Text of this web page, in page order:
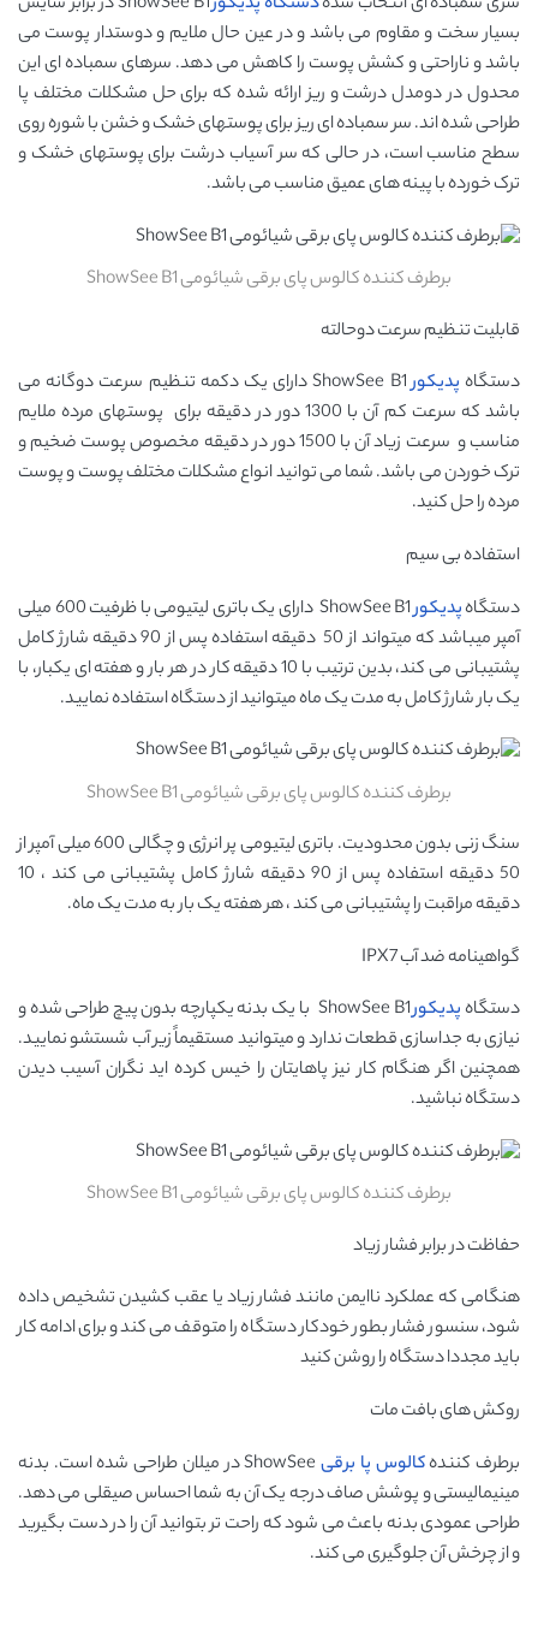
بسیار سخت و مقاوم می باشد و در عین حال ملایم و دوستدار پوست می
باشد و ناراحتی و کشش پوست را کاهش می دهد. سرهای سمباده ای این
محدول در دومدل درشت و ریز ارائه شده که برای حل مشکلات مختلف پا
طراحی شده اند. سر سمباده ای ریز برای پوستهای خشک و خشن با شوره روی
سطح مناسب است، در حالی که سر آسیاب درشت برای پوستهای خشک و
ترک خورده با پینه های عمیق مناسب می باشد.
برطرف کننده کالوس پای برقی شیائومی ShowSee B1
قابلیت تنظیم سرعت دوحالته
دستگاه پدیکور
ShowSee B1 دارای یک دکمه تنظیم سرعت دوگانه می
باشد که سرعت کم آن با 1300 دور در دقیقه برای پوستهای مرده ملایم
مناسب و سرعت زیاد آن با 1500 دور در دقیقه مخصوص پوست ضخیم و
ترک خوردن می باشد. شما می توانید انواع مشکلات مختلف پوست و پوست
مرده را حل کنید.
استفاده بی سیم
دستگاهپدیکور
ShowSee B1 دارای یک باتری لیتیومی با ظرفیت 600 میلی
آمپر میباشد که میتواند از 50 دقیقه استفاده پس از 90 دقیقه شارژ کامل
پشتیبانی می کند، بدین ترتیب با 10 دقیقه کار در هر بار و هفته ای یکبار، با
یک بار شارژ کامل به مدت یک ماه میتوانید از دستگاه استفاده نمایید.
برطرف کننده کالوس پای برقی شیائومی ShowSee B1
سنگ زنی بدون محدودیت. باتری لیتیومی پر انرژی و چگالی 600 میلی آمپر از
50 دقیقه استفاده پس از 90 دقیقه شارژ کامل پشتیبانی می کند ، 10
دقیقه مراقبت را پشتیبانی می کند ، هر هفته یک بار به مدت یک ماه.
گواهینامه ضد آب IPX7
دستگاهپدیکور
ShowSee B1 با یک بدنه یکپارچه بدون پیچ طراحی شده و
نیازی به جداسازی قطعات ندارد و میتوانید مستقیماً زیر آب شستشو نمایید.
همچنین اگر هنگام کار نیز پاهایتان را خیس کرده اید نگران آسیب دیدن
دستگاه نباشید.
برطرف کننده کالوس پای برقی شیائومی ShowSee B1
حفاظت در برابر فشار زیاد
هنگامی که عملکرد ناایمن مانند فشار زیاد یا عقب کشیدن تشخیص داده
شود، سنسور فشار بطور خودکار دستگاه را متوقف می کند و برای ادامه کار
باید مجددا دستگاه را روشن کنید
روکش های بافت مات
برطرف کنندهکالوس پا برقی
ShowSee در میلان طراحی شده است. بدنه
مینیمالیستی و پوشش صاف درجه یک آن به شما احساس صیقلی می دهد.
طراحی عمودی بدنه باعث می شود که راحت تر بتوانید آن را در دست بگیرید
و از چرخش آن جلوگیری می کند.